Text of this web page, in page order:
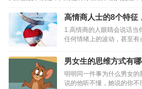
时不妨加一些评价，比如“女主角的造型非常新
点，打开话匣子。 第二，语气平淡、没有感
需要有一定提高，提升自己的魅力指数，那么
的人呢? 第一，以诚待人，以责人之心责己、以恕己之心恕人。对别人
要抱着诚挚、宽容的心去相处，自己要抱着自
来自省。与人交往的过程中，你怎样对待别人
就像照镜子一样，你的表情和态度，可以由他人
览无遗。你若以诚待人，别人也会以诚待你。
高情商人士的8个特征
1.高情商的人眼睛会说话当
任何情绪上的波动，甚至有
户，情商高的人沟通时，会
递他的亲和力和感染力，让
说： “观察一个人，再没有
了。眼睛不能掩盖一个人的
男女生的思维方式有
明明同一件事为什么男女
说的他听不懂，她说的你不